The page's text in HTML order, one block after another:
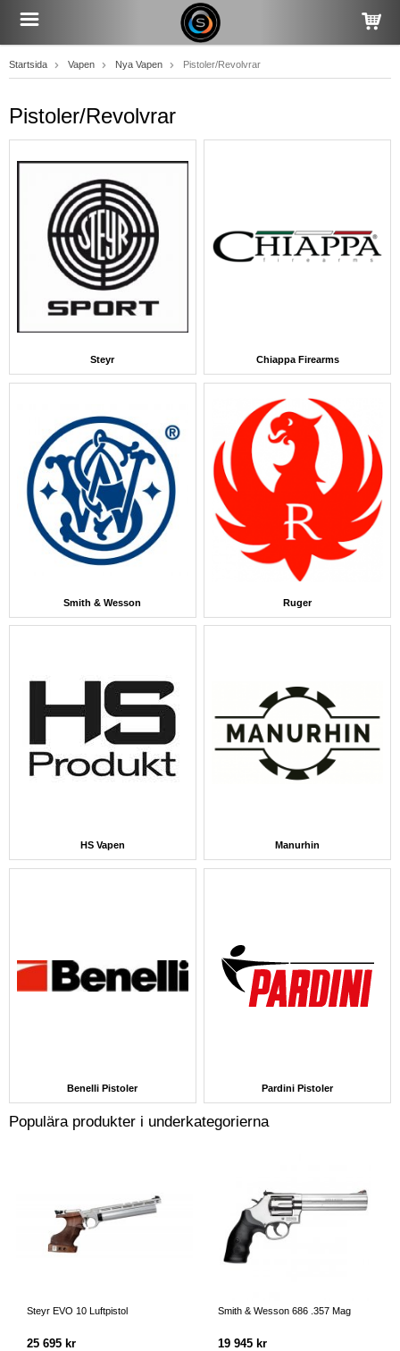
Startsida Vapen Nya Vapen Pistoler/Revolvrar
Pistoler/Revolvrar
Steyr Chiappa Firearms
Smith & Wesson Ruger
HS Vapen Manurhin
Benelli Pistoler Pardini Pistoler
Populära produkter i underkategorierna
Steyr EVO 10 Luftpistol
25 695 kr
Smith & Wesson 686 .357 Mag
19 945 kr